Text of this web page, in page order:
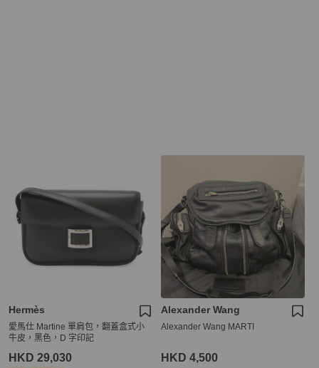
Hermès
愛馬仕 Martine 單肩包，翻蓋盒式小
牛皮，黑色，D 字印記
HKD 29,030
Alexander Wang
Alexander Wang MARTI
HKD 4,500